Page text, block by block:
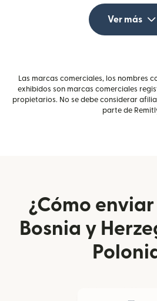
Ver más
Las marcas comerciales, los nombres
exhibidos son marcas comerciales
propietarios. No se debe considerar
parte de
¿Cómo
Bosnia y